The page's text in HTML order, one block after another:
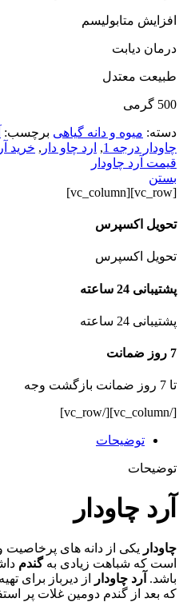
افزایش متابولیسم
درمان دیابت
طبیعت معتدل
500 گرمی
دسته: میوه و دانه گیاهی برچسب:
چاودار درجه 1
, ارد چاو دار , خرید
قیمت آرد چاودار
بستن
[vc_row][vc_column]
تحویل اکسپرس
تحویل اکسپرس
پشتیبانی 24 ساعته
پشتیبانی 24 ساعته
7 روز ضمانت
تا 7 روز ضمانت بازگشت وجه
[/vc_column][/vc_row]
توضیحات
توضیحات
آرد چاودار
چاودار یکی از دانه های پرخاصیت
است که شباهت زیادی بهگندم
باشد. آرد چاودار
از دیرباز برای
که بعد از گندم دومین غلات پر